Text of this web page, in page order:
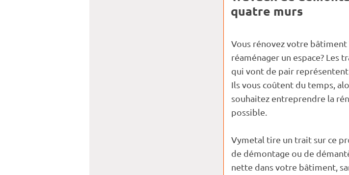
quatre murs
Vous rénovez votre bâtiment
réaménager un espace? Les
qui vont de pair représentent
Ils vous coûtent du temps,
souhaitez entreprendre la
possible.
Vymetal tire un trait sur ce
de démontage ou de
nette dans votre bâtiment,